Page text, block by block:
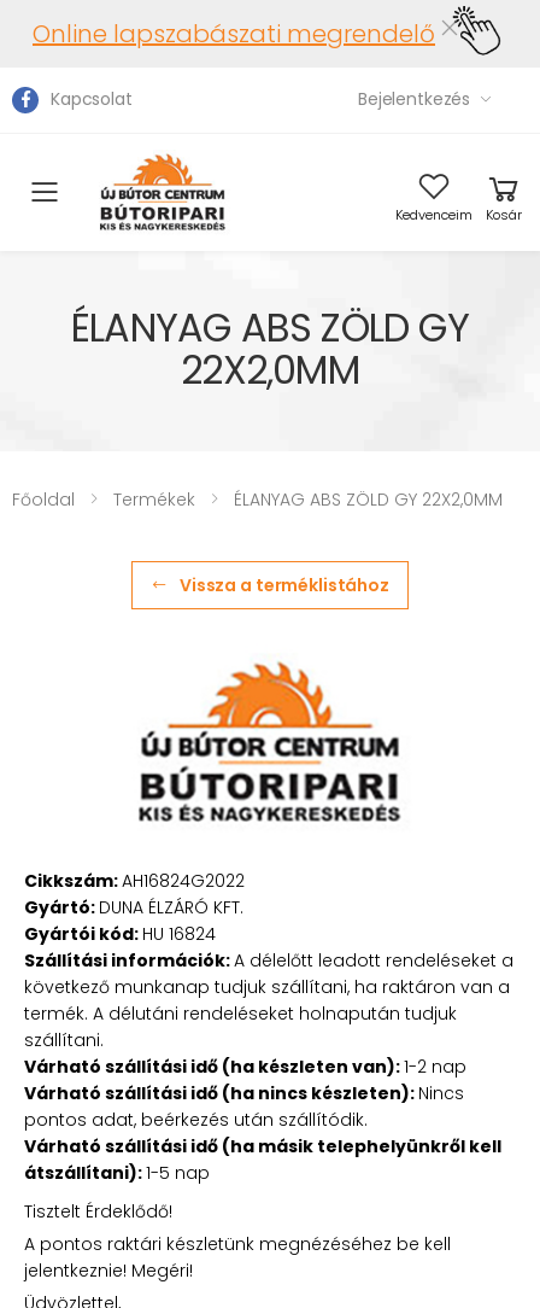
Online lapszabászati megrendelő
Kapcsolat Bejelentkezés
Toggle mobile menu Kedvenceim Kosár
ÉLANYAG ABS ZÖLD GY
22X2,0MM
Főoldal Termékek ÉLANYAG ABS ZÖLD GY 22X2,0MM
Vissza a terméklistához
Cikkszám:AH16824G2022
Gyártó: DUNA ÉLZÁRÓ KFT.
Gyártói kód: HU 16824
Szállítási információk:A délelőtt leadott rendeléseket a
következő munkanap tudjuk szállítani, ha raktáron van a
termék. A délutáni rendeléseket holnapután tudjuk
szállítani.
Várható szállítási idő (ha készleten van):1-2 nap
Várható szállítási idő (ha nincs készleten): Nincs
pontos adat, beérkezés után szállítódik.
Várható szállítási idő (ha másik telephelyünkről kell
átszállítani):1-5 nap
Tisztelt Érdeklődő!
A pontos raktári készletünk megnézéséhez be kell
jelentkeznie! Megéri!
Üdvözlettel,